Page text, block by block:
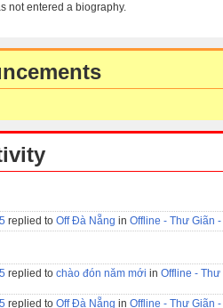
not entered a biography.
replied to Off Đà Nẵng in Offline - Thư Giãn
replied to chào đón năm mới in Offline - Thư
replied to Off Đà Nẵng in Offline - Thư Giãn